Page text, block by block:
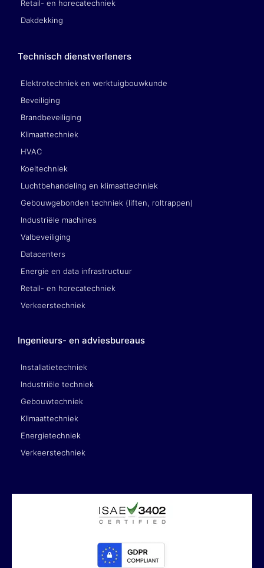
Retail- en horecatechniek
Dakdekking
Technisch dienstverleners
Elektrotechniek en werktuigbouwkunde
Beveiliging
Brandbeveiliging
Klimaattechniek
HVAC
Koeltechniek
Luchtbehandeling en klimaattechniek
Gebouwgebonden techniek (liften, roltrappen)
Industriële machines
Valbeveiliging
Datacenters
Energie en data infrastructuur
Retail- en horecatechniek
Verkeerstechniek
Ingenieurs- en adviesbureaus
Installatietechniek
Industriële techniek
Gebouwtechniek
Klimaattechniek
Energietechniek
Verkeerstechniek